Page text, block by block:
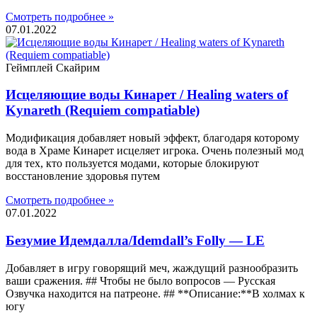
Смотреть подробнее »
07.01.2022
Геймплей Скайрим
Исцеляющие воды Кинарет / Healing waters of
Kynareth (Requiem compatiable)
Модификация добавляет новый эффект, благодаря которому
вода в Храме Кинарет исцеляет игрока. Очень полезный мод
для тех, кто пользуется модами, которые блокируют
восстановление здоровья путем
Смотреть подробнее »
07.01.2022
Безумие Идемдалла/Idemdall’s Folly — LE
Добавляет в игру говорящий меч, жаждущий разнообразить
ваши сражения. ## Чтобы не было вопросов — Русская
Озвучка находится на патреоне. ## **Описание:**В холмах к
югу